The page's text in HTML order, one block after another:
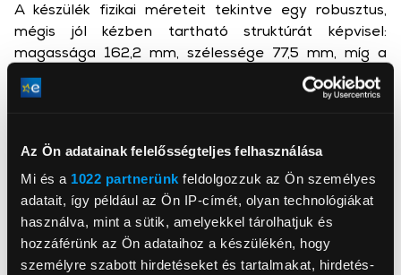
Az Ön adatainak felelősségteljes felhasználása
Mi és a 1022 partnerünk feldolgozzuk az Ön személyes
adatait, így például az Ön IP-címét, olyan technológiákat
használva, mint a sütik, amelyekkel tárolhatjuk és
hozzáférünk az Ön adataihoz a készülékén, hogy
személyre szabott hirdetéseket és tartalmakat, hirdetés-
A készülék fizikai méreteit tekintve egy robusztus,
mégis jól kézben tartható struktúrát képvisel:
magassága 162,2 mm, szélessége 77,5 mm, míg a
vastagsága 8,25 mm. Ehhez a felépítéshez 219
grammos tömeg társul.
A telefon előlapját egy 6,83 hüvelykes AMOLED
kijelző uralja, amely 1,5K felbontást (2772 x 1280
pixel) biztosít. A panel támogatja az akár 144 Hz-es
képfrissítési gyakoriságot is, a maximális pontszerű
fénysűrűsége pedig eléri a 3500 nitet, míg a
legsötétebb környezetben egészen 1 nitig képes